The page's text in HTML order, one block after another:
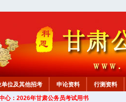
单位及其他招考 申论资料
行测资料
心：2026年甘肃公务员考试用书